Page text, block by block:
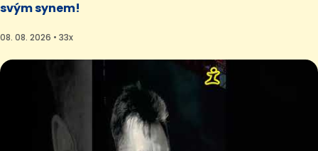
svým synem!
08. 08. 2026 • 33x